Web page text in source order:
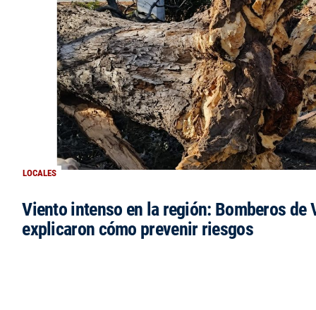
LOCALES
Viento intenso en la región: Bomberos de
explicaron cómo prevenir riesgos